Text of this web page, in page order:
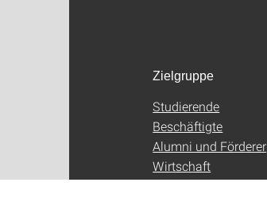
Zielgruppe
Studierende
Beschäftigte
Alumni und Förderer
Wirtschaft